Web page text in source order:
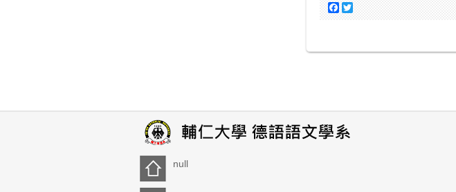
Facebook
null